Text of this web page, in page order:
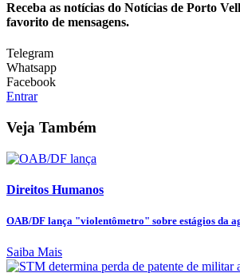
Receba as notícias do Notícias de Porto
favorito de mensagens.
Telegram
Whatsapp
Facebook
Entrar
Veja Também
Direitos Humanos
OAB/DF lança "violentômetro" sobre estágios da
Saiba Mais